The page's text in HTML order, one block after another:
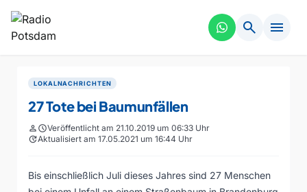
search menu
LOKALNACHRICHTEN
27 Tote bei Baumunfällen
personscheduleVeröffentlicht am 21.10.2019 um 06:33 Uhr
updateAktualisiert am 17.05.2021 um 16:44 Uhr
Bis einschließlich Juli dieses Jahres sind 27 Menschen